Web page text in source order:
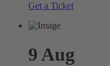
Get a Ticket
9 Aug